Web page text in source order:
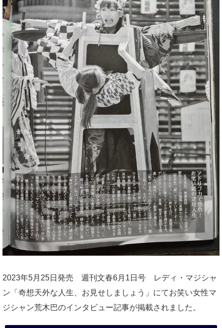
2023年5月25日発売 週刊文春6月1日号 レディ・マジシャ
ン「奇想天外な人生、お見せしましょう」にてお笑い女性マ
ジシャン荒木巴のインタビュー記事が掲載されました。